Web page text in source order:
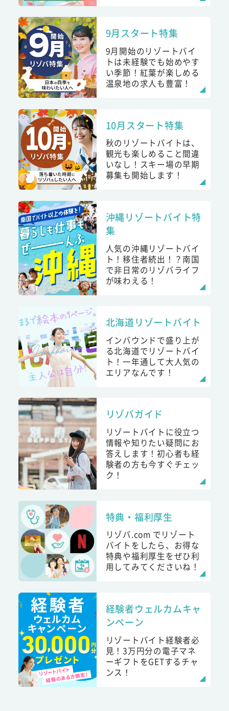
9月スタート特集
9月開始のリゾートバイ
トは未経験でも始めやす
い季節！紅葉が楽しめる
温泉地の求人も豊富！
10月スタート特集
秋のリゾートバイトは、
観光も楽しめること間違
いなし！スキー場の早期
募集も開始します！
沖縄リゾートバイト特
集
人気の沖縄リゾートバイ
ト！移住者続出！？南国
で非日常のリゾバライフ
が味わえる！
北海道リゾートバイト
インバウンドで盛り上が
る北海道でリゾートバイ
ト！一年通して大人気の
エリアなんです！
リゾバガイド
リゾートバイトに役立つ
情報や知りたい疑問にお
答えします！初心者も経
験者の方も今すぐチェッ
ク！
特典・福利厚生
リゾバ.com でリゾート
バイトをしたら、お得な
特典や福利厚生をぜひ利
用してみてくださいね！
経験者ウェルカムキャ
ンペーン
リゾートバイト経験者必
見！3万円分の電子マネ
ーギフトをGETするチャ
ンス！